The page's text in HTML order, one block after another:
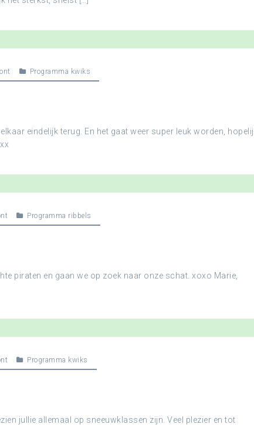
Programma kwiks
eindelijk terug. En het gaat weer super leuk worden,
Programma ribbels
piraten en gaan we op zoek naar onze schat. xoxo Marie,
Programma kwiks
jullie allemaal op sneeuwklassen zijn. Veel plezier en tot